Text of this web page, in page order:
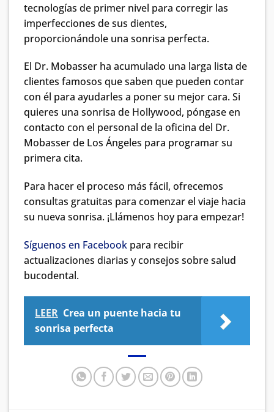
tecnologías de primer nivel para corregir las
imperfecciones de sus dientes,
proporcionándole una sonrisa perfecta.
El Dr. Mobasser ha acumulado una larga lista de
clientes famosos que saben que pueden contar
con él para ayudarles a poner su mejor cara. Si
quieres una sonrisa de Hollywood, póngase en
contacto con el personal de la oficina del Dr.
Mobasser de Los Ángeles para programar su
primera cita.
Para hacer el proceso más fácil, ofrecemos
consultas gratuitas para comenzar el viaje hacia
su nueva sonrisa. ¡Llámenos hoy para empezar!
Síguenos en Facebook para recibir
actualizaciones diarias y consejos sobre salud
bucodental.
LEER Crea un puente hacia tu
sonrisa perfecta